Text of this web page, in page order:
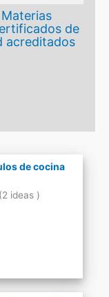
de
acreditados
de cocina
(2 ideas )